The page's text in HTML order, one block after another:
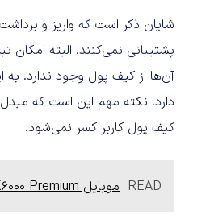
شایان ذکر است که واریز و
پشتیبانی نمی‌کنند. البته امکان
آن‌ها از کیف پول وجود ندارد. به
دارد. نکته مهم این است که
کیف پول کاربر کسر نمی‌شود.
READ موبایل K6000 Premium کمپانی Oukitel با 6 گیگابایت رم همراه و باتری 6 هزار میلی آمپر ساعتی خواهد بود